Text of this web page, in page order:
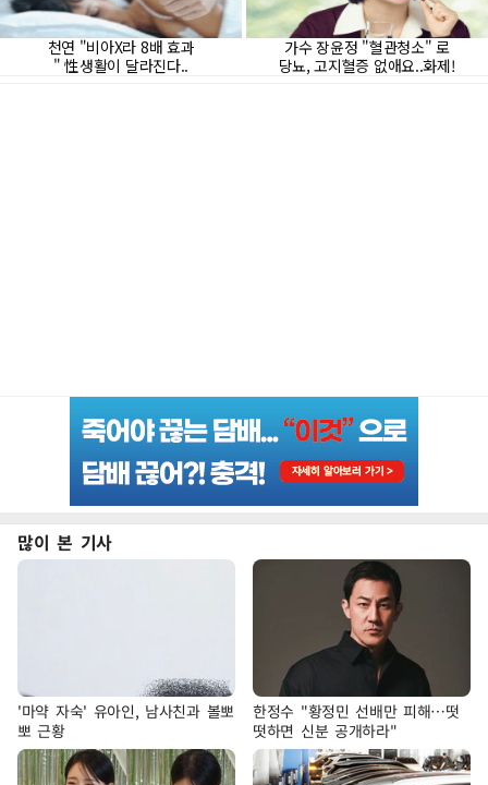
많이 본 기사
'마약 자숙' 유아인, 남사친과 볼뽀
뽀 근황
한정수 "황정민 선배만 피해…떳
떳하면 신분 공개하라"